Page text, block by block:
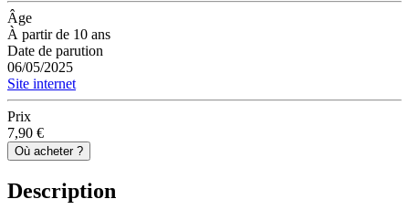
Âge
À partir de 10 ans
Date de parution
06/05/2025
Site internet
Prix
7,90 €
Où acheter ?
Description